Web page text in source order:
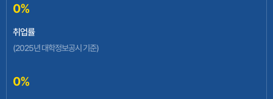
0%
취업률
(2025년 대학정보공시 기준)
0%